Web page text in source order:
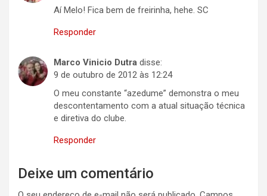
Aí Melo! Fica bem de freirinha, hehe. SC
Responder
Marco Vinicio Dutra disse:
9 de outubro de 2012 às 12:24
O meu constante “azedume” demonstra o meu
descontentamento com a atual situação técnica
e diretiva do clube.
Responder
Deixe um comentário